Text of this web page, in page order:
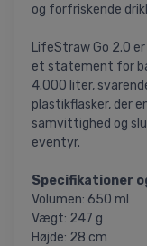
og forfriskende
LifeStraw Go 2.0
et statement for
4.000 liter,
plastikflasker, der
samvittighed og
eventyr.
Specifikationer
Volumen: 650 ml
Vægt: 247 g
Højde: 28 cm